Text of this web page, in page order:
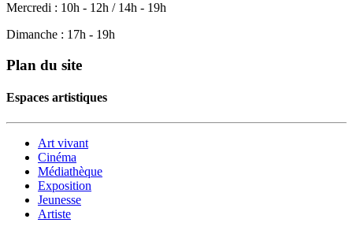
Mercredi : 10h - 12h / 14h - 19h
Dimanche : 17h - 19h
Plan du site
Espaces artistiques
Art vivant
Cinéma
Médiathèque
Exposition
Jeunesse
Artiste